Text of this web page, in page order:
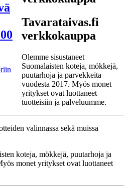
Tavarataivas.fi
verkkokauppa
Olemme sisustaneet
Suomalaisten koteja, mökkejä,
puutarhoja ja parvekkeita
vuodesta 2017. Myös monet
yritykset ovat luottaneet
tuotteisiin ja palveluumme.
valinnassa sekä muissa
koteja, mökkejä, puutarhoja ja
monet yritykset ovat luottaneet